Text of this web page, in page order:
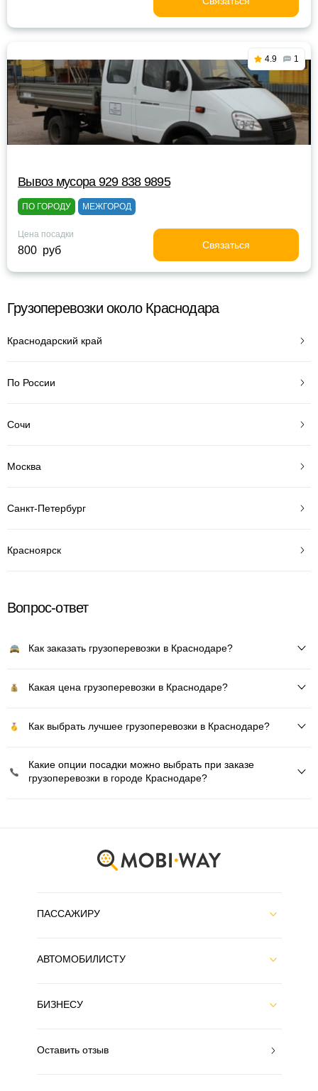
4.9 1
Вывоз мусора 929 838 9895
ПО ГОРОДУ МЕЖГОРОД
Цена посадки
800 руб Связаться
Грузоперевозки около Краснодара
Краснодарский край
По России
Сочи
Москва
Санкт-Петербург
Красноярск
Вопрос-ответ
Как заказать грузоперевозки в Краснодаре?
Какая цена грузоперевозки в Краснодаре?
Как выбрать лучшее грузоперевозки в Краснодаре?
Какие опции посадки можно выбрать при заказе
грузоперевозки в городе Краснодаре?
ПАССАЖИРУ
АВТОМОБИЛИСТУ
БИЗНЕСУ
Оставить отзыв